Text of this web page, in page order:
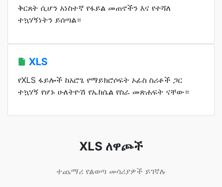
ቅርጸት ሲሆን አነስተኛ የፋይል መጠኖችን እና የተሻለ
ተኳሃኝነትን ይሰጣል።
XLS
የXLS ፋይሎች ከአሮጌ የማይክሮሶፍት ኦፊስ ስሪቶች ጋር
ተኳሃኝ የሆኑ ሁለትዮሽ የኤክሴል የስራ መጽሐፍት ናቸው።
XLS ለዋጮች
ተጨማሪ የልወጣ መሳሪያዎች ይገኛሉ